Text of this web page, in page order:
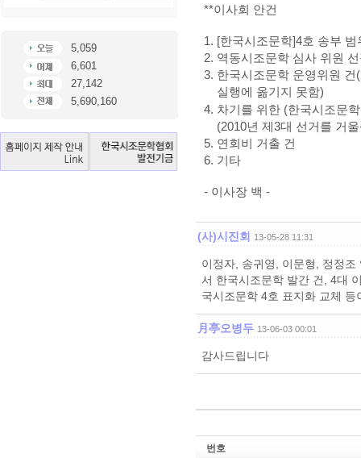
5,059
6,601
27,142
5,690,160
**이사회 안건
1. [한국시조문학]4호 송부 범
2. 역동시조문학 심사 위원
3. 한국시조문학 운영위원
실행에 옮기지 못함)
4. 차기를 위한 (한국시조문
(2010년 제3대 선거를 거
5. 연회비 거출 건
6. 기타
- 이사장 백 -
(사)시진회 13-05-28 11:31
이정자, 송귀영, 이문형, 정정
서 한국시조문학 발간 건, 4대
국시조문학 4호 표지화 교체
月亭오병두 13-06-03 00:01
감사드립니다
번호